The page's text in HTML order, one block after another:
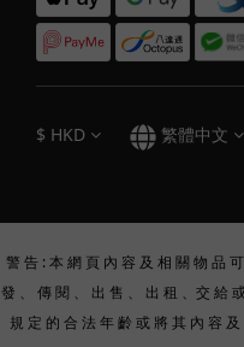
$ HKD 繁體中文
警 告 : 本 網 頁 內 容 及 相 關 物 品
發 、 傳 閱 、 出 售 、 出 租 、交 給
規 定 的 合 法 年 齡 或 將 其 內 容